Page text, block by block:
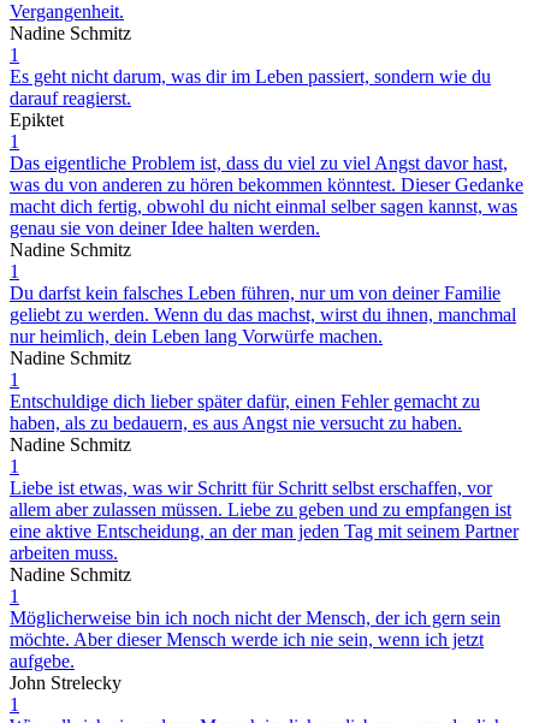
Vergangenheit.
Nadine Schmitz
1
Es geht nicht darum, was dir im Leben passiert, sondern wie du
darauf reagierst.
Epiktet
1
Das eigentliche Problem ist, dass du viel zu viel Angst davor hast,
was du von anderen zu hören bekommen könntest. Dieser Gedanke
macht dich fertig, obwohl du nicht einmal selber sagen kannst, was
genau sie von deiner Idee halten werden.
Nadine Schmitz
1
Du darfst kein falsches Leben führen, nur um von deiner Familie
geliebt zu werden. Wenn du das machst, wirst du ihnen, manchmal
nur heimlich, dein Leben lang Vorwürfe machen.
Nadine Schmitz
1
Entschuldige dich lieber später dafür, einen Fehler gemacht zu
haben, als zu bedauern, es aus Angst nie versucht zu haben.
Nadine Schmitz
1
Liebe ist etwas, was wir Schritt für Schritt selbst erschaffen, vor
allem aber zulassen müssen. Liebe zu geben und zu empfangen ist
eine aktive Entscheidung, an der man jeden Tag mit seinem Partner
arbeiten muss.
Nadine Schmitz
1
Möglicherweise bin ich noch nicht der Mensch, der ich gern sein
möchte. Aber dieser Mensch werde ich nie sein, wenn ich jetzt
aufgebe.
John Strelecky
1